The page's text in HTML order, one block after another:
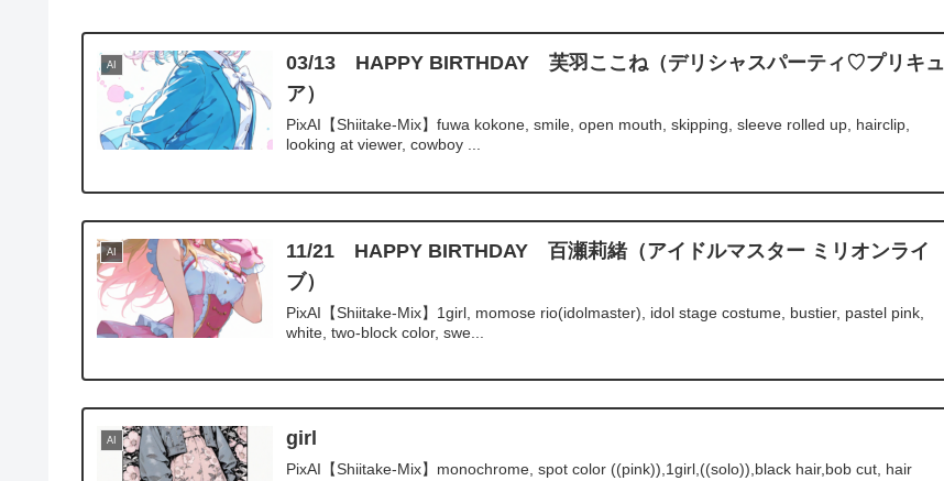
AI
03/13 HAPPY BIRTHDAY 芙羽ここね（デリシャスパーティ♡プリキュ
ア）
PixAI【Shiitake-Mix】fuwa kokone, smile, open mouth, skipping, sleeve rolled up, hairclip,
looking at viewer, cowboy ...
AI
11/21 HAPPY BIRTHDAY 百瀬莉緒（アイドルマスター ミリオンライ
ブ）
PixAI【Shiitake-Mix】1girl, momose rio(idolmaster), idol stage costume, bustier, pastel pink,
white, two-block color, swe...
AI girl
PixAI【Shiitake-Mix】monochrome, spot color ((pink)),1girl,((solo)),black hair,bob cut, hair